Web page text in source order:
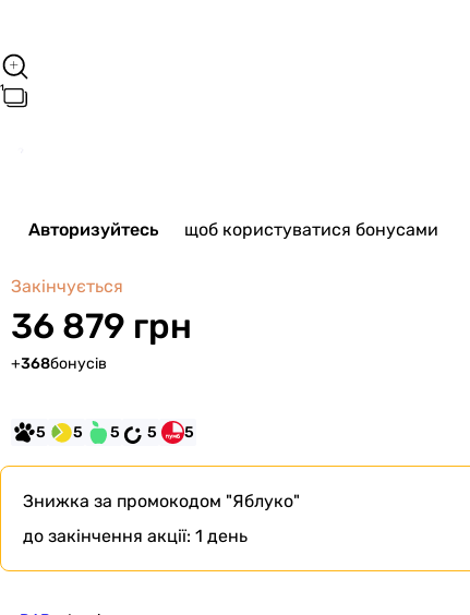
Авторизуйтесь щоб користуватися бонусами
Закінчується
36 879 грн
+368бонусів
5 5 5 5 5
Знижка за промокодом "Яблуко"
до закінчення акції: 1 день